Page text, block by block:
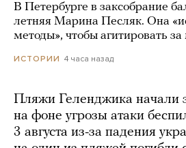
В Петербурге в заксобрание
летняя Марина Песляк. Она
методы», чтобы агитировать
ИСТОРИИ 4 часа назад
Пляжи Геленджика начали
на фоне угрозы атаки
3 августа из-за падения